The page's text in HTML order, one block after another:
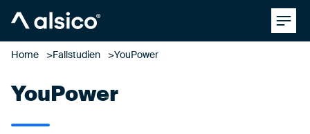
Home Fallstudien YouPower
YouPower